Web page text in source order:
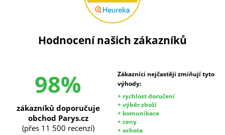
Hodnocení našich zákazníků
98%
Zákazníci nejčastěji zmiňují tyto
výhody:
+ rychlost doručení
+ výběr zboží
+ komunikace
+ ceny
+ ochota
zákazníků doporučuje
obchod Parys.cz
(přes 11 500 recenzí)